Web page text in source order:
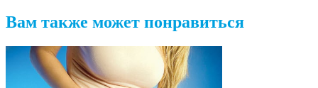
Вам также может понравиться